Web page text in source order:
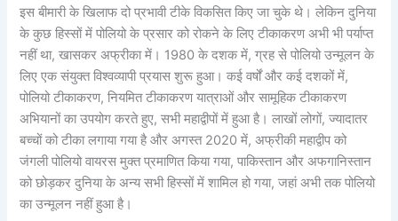
इस बीमारी के खिलाफ दो प्रभावी टीके विकसित किए जा चुके थे। लेकिन दुनिया
के कुछ हिस्सों में पोलियो के प्रसार को रोकने के लिए टीकाकरण अभी भी पर्याप्त
नहीं था, खासकर अफ्रीका में। 1980 के दशक में, ग्रह से पोलियो उन्मूलन के
लिए एक संयुक्त विश्वव्यापी प्रयास शुरू हुआ। कई वर्षों और कई दशकों में,
पोलियो टीकाकरण, नियमित टीकाकरण यात्राओं और सामूहिक टीकाकरण
अभियानों का उपयोग करते हुए, सभी महाद्वीपों में हुआ है। लाखों लोगों, ज्यादातर
बच्चों को टीका लगाया गया है और अगस्त 2020 में, अफ्रीकी महाद्वीप को
जंगली पोलियो वायरस मुक्त प्रमाणित किया गया, पाकिस्तान और अफगानिस्तान
को छोड़कर दुनिया के अन्य सभी हिस्सों में शामिल हो गया, जहां अभी तक पोलियो
का उन्मूलन नहीं हुआ है।